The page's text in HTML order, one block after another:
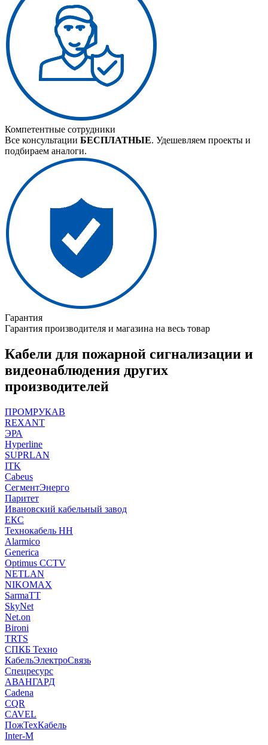
Компетентные сотрудники
Все консультации БЕСПЛАТНЫЕ. Удешевляем проекты и
подбираем аналоги.
Гарантия
Гарантия производителя и магазина на весь товар
Кабели для пожарной сигнализации и
видеонаблюдения других
производителей
ПРОМРУКАВ
REXANT
ЭРА
Hyperline
SUPRLAN
ITK
Cabeus
СегментЭнерго
Паритет
Ивановский кабельный завод
ЕКС
Технокабель НН
Alarmico
Generica
Optimus CCTV
NETLAN
NIKOMAX
SarmaTT
SkyNet
Net.on
Bironi
TRTS
СПКБ Техно
КабельЭлектроСвязь
Спецресурс
АВАНГАРД
Cadena
CQR
CAVEL
ПожТехКабель
Inter-M